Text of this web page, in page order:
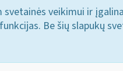
svetainės veikimui ir įgalina
Be šių slapukų